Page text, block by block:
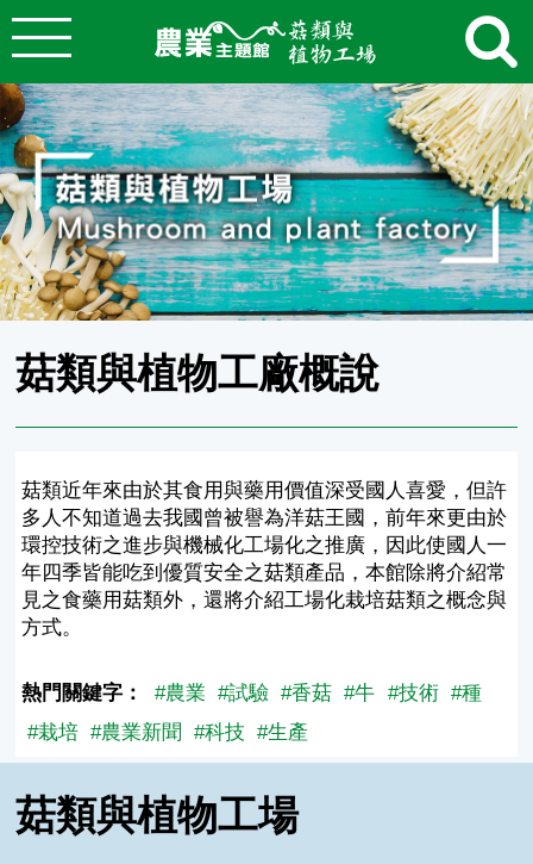
跳到主要內容
農業知識入口網
菇類與植物工廠概說
菇類近年來由於其食用與藥用價值深受國人喜愛，但許
多人不知道過去我國曾被譽為洋菇王國，前年來更由於
環控技術之進步與機械化工場化之推廣，因此使國人一
年四季皆能吃到優質安全之菇類產品，本館除將介紹常
見之食藥用菇類外，還將介紹工場化栽培菇類之概念與
方式。
熱門關鍵字： #農業 #試驗 #香菇 #牛 #技術 #種
#栽培 #農業新聞 #科技 #生產
菇類與植物工場